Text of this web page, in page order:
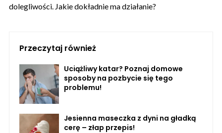
dolegliwości. Jakie dokładnie ma działanie?
Przeczytaj również
Uciążliwy katar? Poznaj domowe
sposoby na pozbycie się tego
problemu!
Jesienna maseczka z dyni na gładką
cerę – złap przepis!